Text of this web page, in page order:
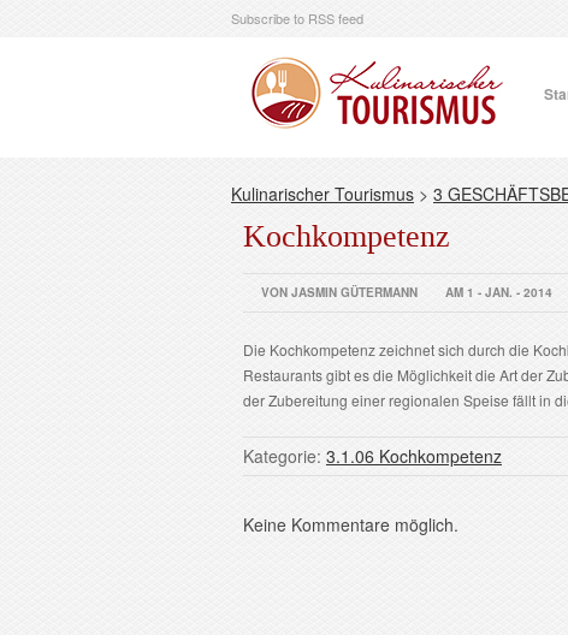
Subscribe to RSS feed
Kulinarischer Tourismus > 3
Kochkompetenz
VON JASMIN GÜTERMANN AM 1 - JAN. - 2014
Die Kochkompetenz zeichnet sich durch die
Restaurants gibt es die Möglichkeit die Art der
der Zubereitung einer regionalen Speise fällt in
Kategorie: 3.1.06 Kochkompetenz
Keine Kommentare möglich.